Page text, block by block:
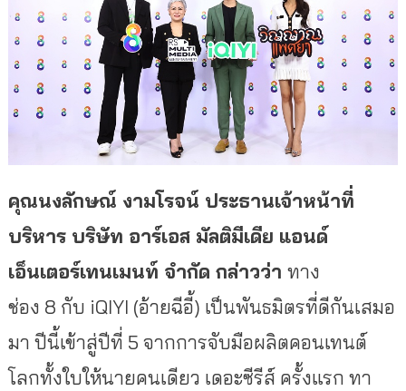
คุณนงลักษณ์ งามโรจน์ ประธานเจ้าหน้าที่
บริหาร บริษัท อาร์เอส มัลติมีเดีย แอนด์
เอ็นเตอร์เทนเมนท์ จำกัด กล่าวว่า ทาง
ช่อง 8 กับ iQIYI (อ้ายฉีอี้) เป็นพันธมิตรที่ดีกันเสมอ
มา ปีนี้เข้าสู่ปีที่ 5 จากการจับมือผลิตคอนเทนต์
โลกทั้งใบให้นายคนเดียว เดอะซีรีส์ ครั้งแรก ทา